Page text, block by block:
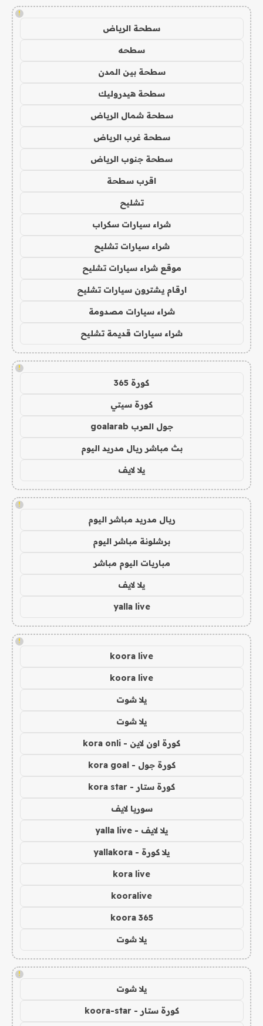
!
سطحة الرياض
سطحه
سطحة بين المدن
سطحة هيدروليك
سطحة شمال الرياض
سطحة غرب الرياض
سطحة جنوب الرياض
اقرب سطحة
تشليح
شراء سيارات سكراب
شراء سيارات تشليح
موقع شراء سيارات تشليح
ارقام يشترون سيارات تشليح
شراء سيارات مصدومة
شراء سيارات قديمة تشليح
!
كورة 365
كورة سيتي
جول العرب goalarab
بث مباشر ريال مدريد اليوم
يلا لايف
!
ريال مدريد مباشر اليوم
برشلونة مباشر اليوم
مباريات اليوم مباشر
يلا لايف
yalla live
!
koora live
koora live
يلا شوت
يلا شوت
كورة اون لاين - kora onli
كورة جول - kora goal
كورة ستار - kora star
سوريا لايف
يلا لايف - yalla live
يلا كورة - yallakora
kora live
kooralive
koora 365
يلا شوت
!
يلا شوت
كورة ستار - koora-star